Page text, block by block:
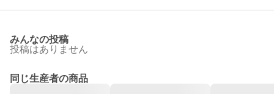
みんなの投稿
投稿はありません
同じ生産者の商品